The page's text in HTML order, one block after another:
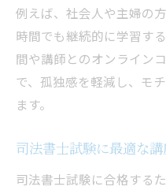
例えば、社会人や主婦の
時間でも継続的に学習す
間や講師とのオンライン
で、孤独感を軽減し、モ
ます。
司法書士試験に最適な
司法書士試験に合格する